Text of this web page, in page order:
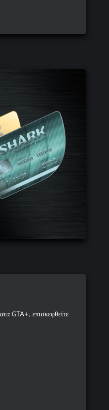
GTA+, επισκεφθείτε